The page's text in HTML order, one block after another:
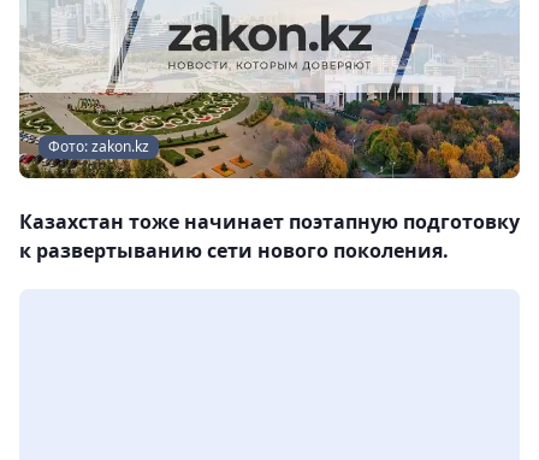
Фото: zakon.kz
Казахстан тоже начинает поэтапную подготовку
к развертыванию сети нового поколения.